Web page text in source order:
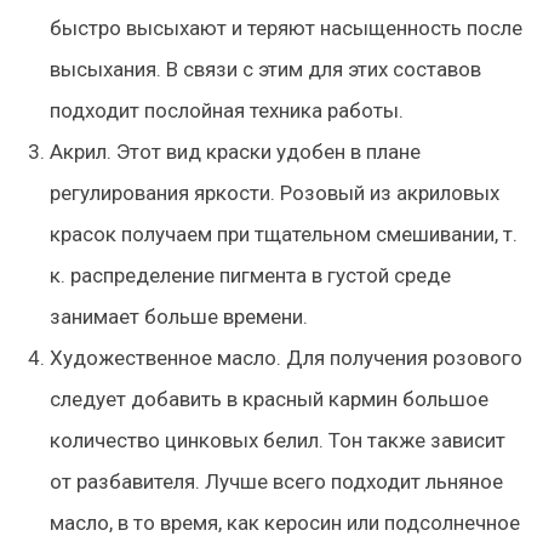
быстро высыхают и теряют насыщенность после
высыхания. В связи с этим для этих составов
подходит послойная техника работы.
Акрил. Этот вид краски удобен в плане
регулирования яркости. Розовый из акриловых
красок получаем при тщательном смешивании, т.
к. распределение пигмента в густой среде
занимает больше времени.
Художественное масло. Для получения розового
следует добавить в красный кармин большое
количество цинковых белил. Тон также зависит
от разбавителя. Лучше всего подходит льняное
масло, в то время, как керосин или подсолнечное